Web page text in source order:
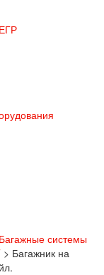
Багажные системы
> Багажник на